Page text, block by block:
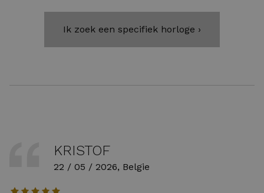
Ik zoek een specifiek horloge ›
KRISTOF
22 / 05 / 2026, Belgie